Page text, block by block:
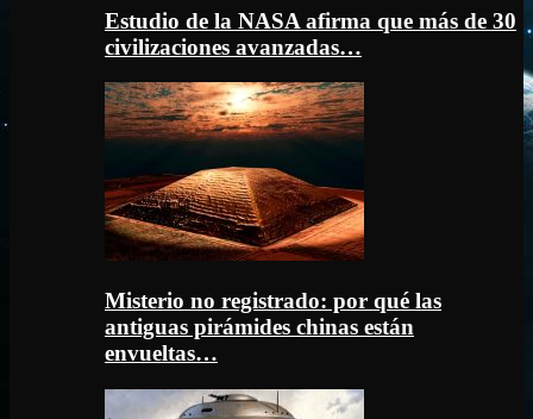
Estudio de la NASA afirma que más de 30
civilizaciones avanzadas…
Misterio no registrado: por qué las
antiguas pirámides chinas están
envueltas…